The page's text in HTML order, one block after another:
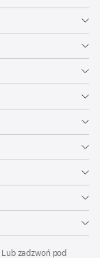
zadzwoń pod